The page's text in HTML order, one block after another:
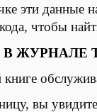
эти данные
чтобы
ЖУРНАЛЕ
вы